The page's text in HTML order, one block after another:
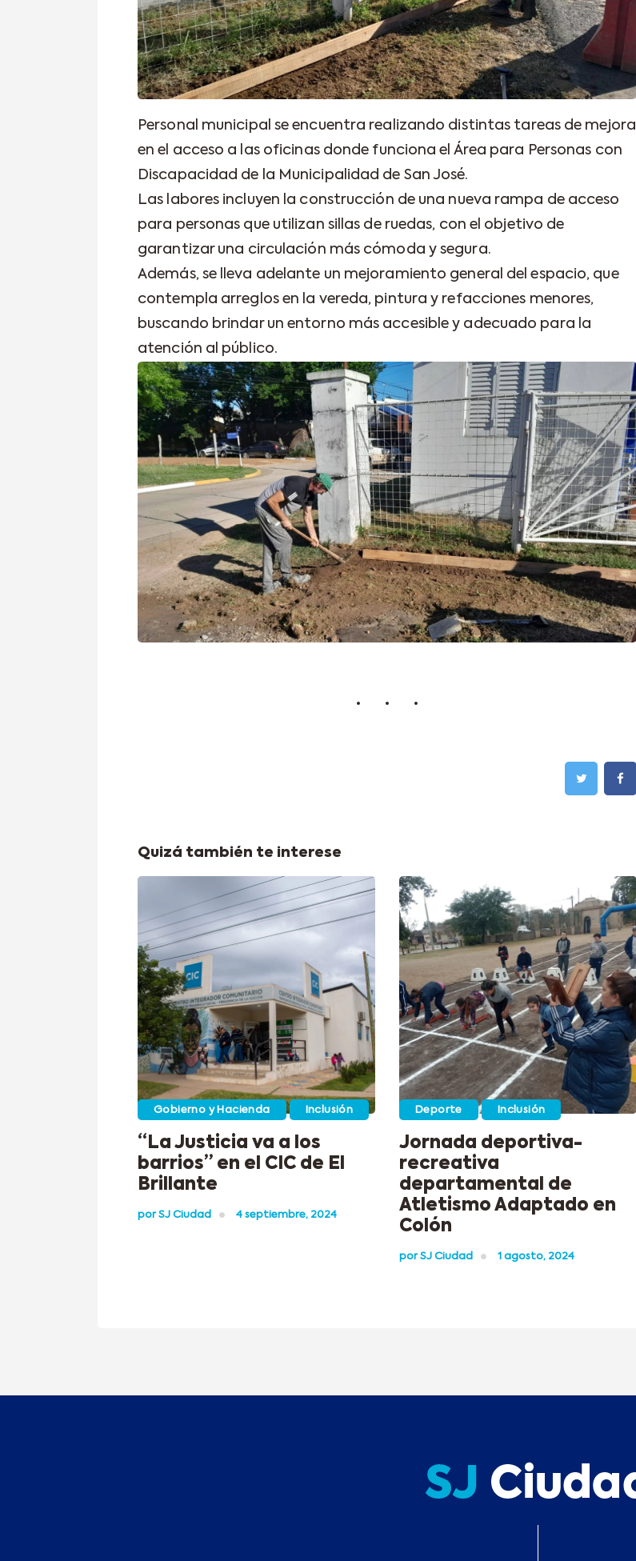
Personal municipal se encuentra realizando distintas tareas de mejora
en el acceso a las oficinas donde funciona el Área para Personas con
Discapacidad de la Municipalidad de San José.
Las labores incluyen la construcción de una nueva rampa de acceso
para personas que utilizan sillas de ruedas, con el objetivo de
garantizar una circulación más cómoda y segura.
Además, se lleva adelante un mejoramiento general del espacio, que
contempla arreglos en la vereda, pintura y refacciones menores,
buscando brindar un entorno más accesible y adecuado para la
atención al público.
Quizá también te interese
Gobierno y Hacienda Inclusión
“La Justicia va a los
barrios” en el CIC de El
Brillante
porSJ Ciudad 4 septiembre, 2024
Deporte Inclusión
Jornada deportiva-
recreativa
departamental de
Atletismo Adaptado en
Colón
porSJ Ciudad 1 agosto, 2024